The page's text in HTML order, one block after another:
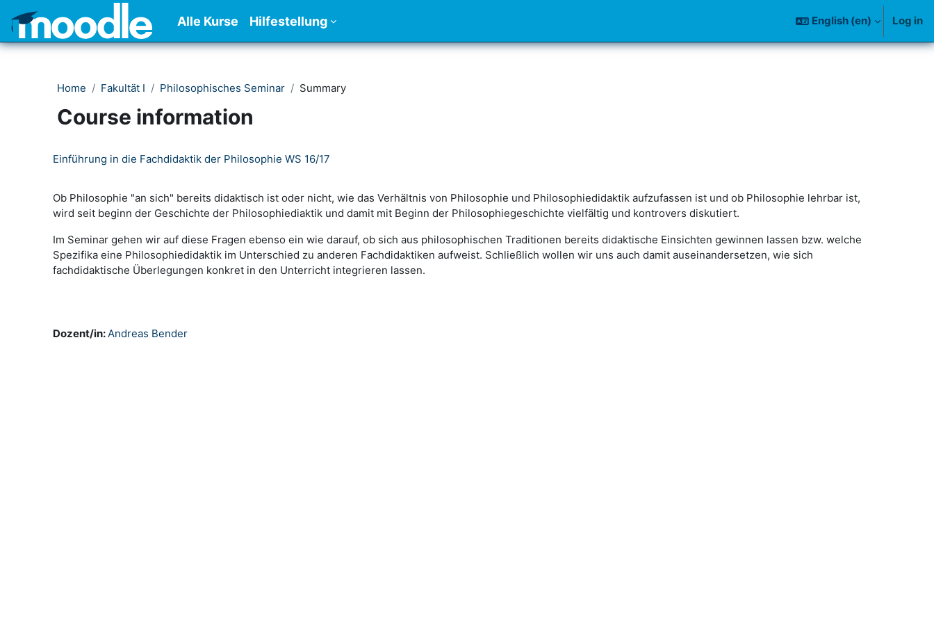
Alle Kurse Hilfestellung English ‎(en)‎ Log in
Home Fakultät I Philosophisches Seminar Summary
Course information
Einführung in die Fachdidaktik der Philosophie WS 16/17
Ob Philosophie "an sich" bereits didaktisch ist oder nicht, wie das Verhältnis von Philosophie und Philosophiedidaktik aufzufassen ist und ob Philosophie lehrbar ist,
wird seit beginn der Geschichte der Philosophiediaktik und damit mit Beginn der Philosophiegeschichte vielfältig und kontrovers diskutiert.
Im Seminar gehen wir auf diese Fragen ebenso ein wie darauf, ob sich aus philosophischen Traditionen bereits didaktische Einsichten gewinnen lassen bzw. welche
Spezifika eine Philosophiedidaktik im Unterschied zu anderen Fachdidaktiken aufweist. Schließlich wollen wir uns auch damit auseinandersetzen, wie sich
fachdidaktische Überlegungen konkret in den Unterricht integrieren lassen.
Dozent/in:Andreas Bender